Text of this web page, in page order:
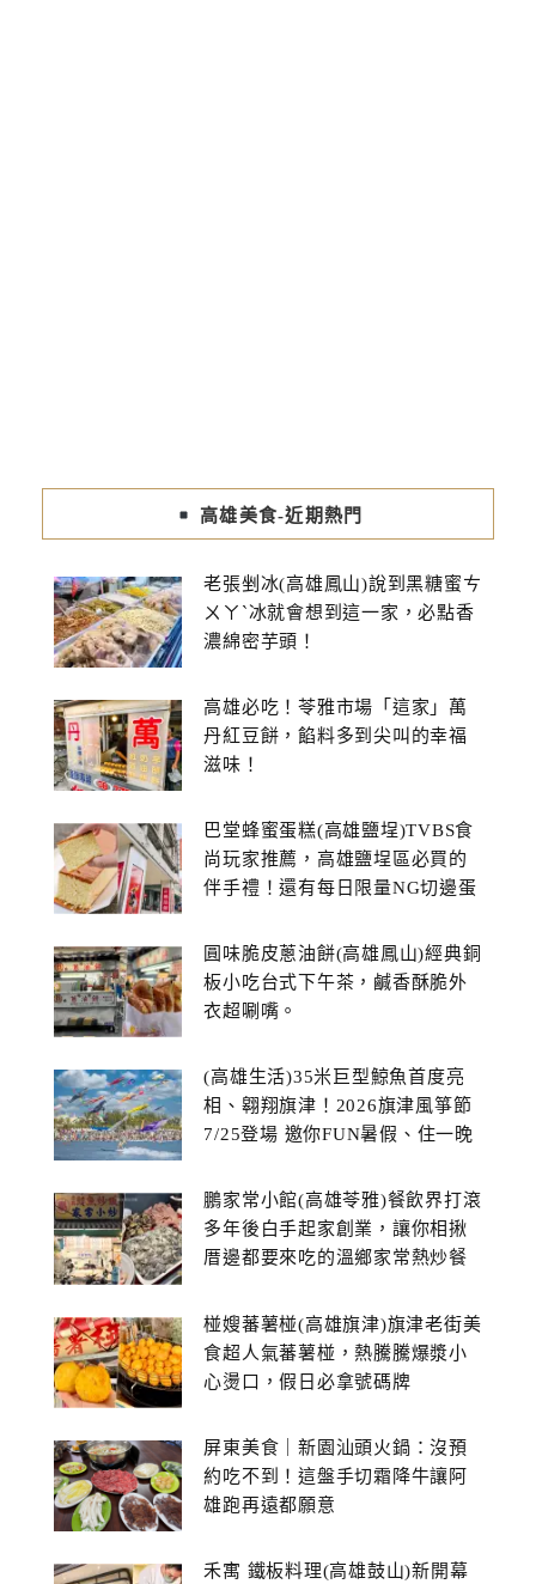
高雄美食-近期熱門
老張剉冰(高雄鳳山)說到黑糖蜜ㄘ
ㄨㄚˋ冰就會想到這一家，必點香
濃綿密芋頭！
高雄必吃！苓雅市場「這家」萬
丹紅豆餅，餡料多到尖叫的幸福
滋味！
巴堂蜂蜜蛋糕(高雄鹽埕)TVBS食
尚玩家推薦，高雄鹽埕區必買的
伴手禮！還有每日限量NG切邊蛋
圓味脆皮蔥油餅(高雄鳳山)經典銅
板小吃台式下午茶，鹹香酥脆外
衣超唰嘴。
(高雄生活)35米巨型鯨魚首度亮
相、翱翔旗津！2026旗津風箏節
7/25登場 邀你FUN暑假、住一晚
鵬家常小館(高雄苓雅)餐飲界打滾
多年後白手起家創業，讓你相揪
厝邊都要來吃的溫鄉家常熱炒餐
椪嫂蕃薯椪(高雄旗津)旗津老街美
食超人氣蕃薯椪，熱騰騰爆漿小
心燙口，假日必拿號碼牌
屏東美食｜新園汕頭火鍋：沒預
約吃不到！這盤手切霜降牛讓阿
雄跑再遠都願意
禾寓 鐵板料理(高雄鼓山)新開幕